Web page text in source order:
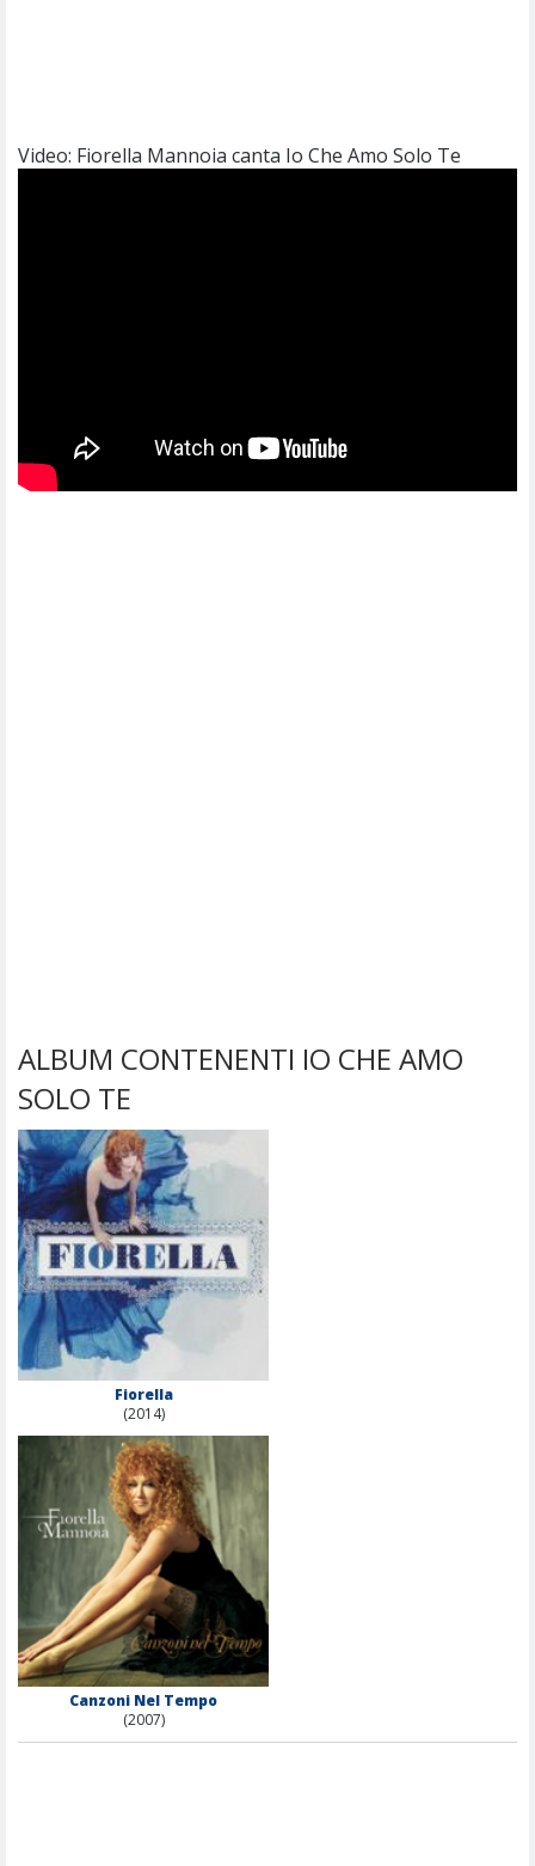
Video: Fiorella Mannoia canta Io Che Amo Solo Te
ALBUM CONTENENTI IO CHE AMO
SOLO TE
Fiorella
(2014)
Canzoni Nel Tempo
(2007)